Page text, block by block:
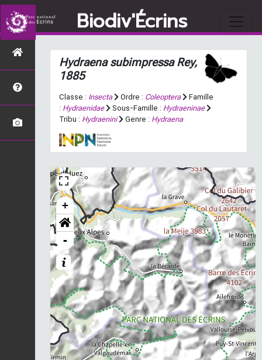
Biodiv'Écrins
Hydraena subimpressaRey,
1885
Classe : Insecta Ordre : Coleoptera
Famille
: Hydraenidae Sous-Famille : Hydraeninae
Tribu : Hydraenini Genre : Hydraena
+
-